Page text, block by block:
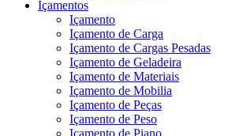
Içamentos
Içamento
Içamento de Carga
Içamento de Cargas Pesadas
Içamento de Geladeira
Içamento de Materiais
Içamento de Mobilia
Içamento de Peças
Içamento de Peso
Içamento de Piano